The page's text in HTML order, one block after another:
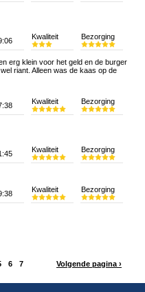
Kwaliteit Bezorging
erg klein voor het geld en de burger
riant. Alleen was de kaas op de
Kwaliteit Bezorging
Kwaliteit Bezorging
Kwaliteit Bezorging
6 7 Volgende pagina ›